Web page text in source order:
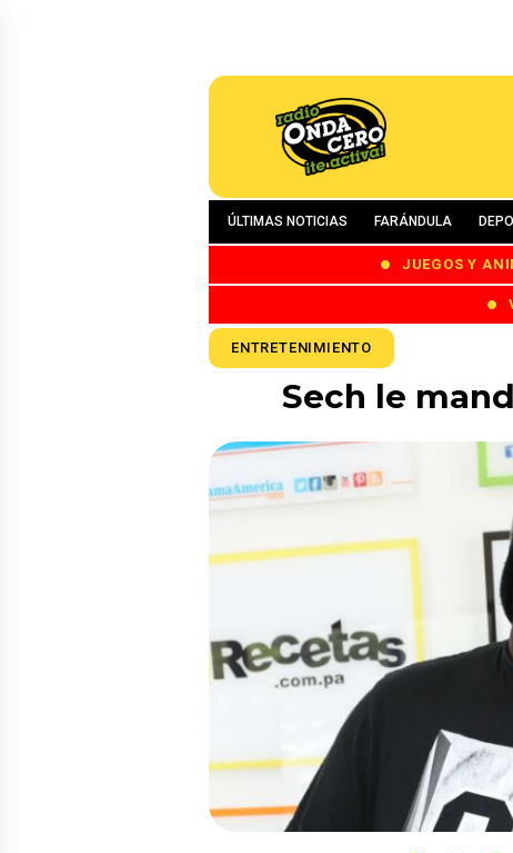
ÚLTIMAS NOTICIAS FARÁNDULA
JUEGOS Y
ENTRETENIMIENTO
Sech le